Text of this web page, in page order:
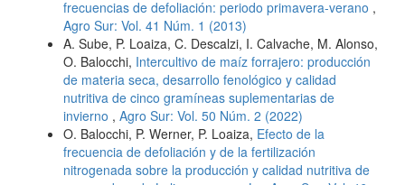
frecuencias de defoliación: periodo primavera-verano ,
Agro Sur: Vol. 41 Núm. 1 (2013)
A. Sube, P. Loaiza, C. Descalzi, I. Calvache, M. Alonso,
O. Balocchi, Intercultivo de maíz forrajero: producción
de materia seca, desarrollo fenológico y calidad
nutritiva de cinco gramíneas suplementarias de
invierno , Agro Sur: Vol. 50 Núm. 2 (2022)
O. Balocchi, P. Werner, P. Loaiza, Efecto de la
frecuencia de defoliación y de la fertilización
nitrogenada sobre la producción y calidad nutritiva de